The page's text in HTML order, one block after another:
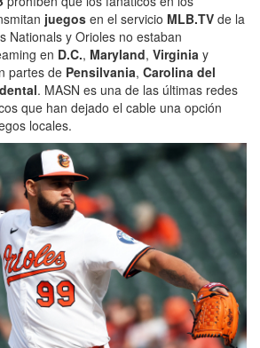
juegos en el servicio MLB.TV de la
Nationals y Orioles no estaban
en D.C., Maryland, Virginia y
partes de Pensilvania, Carolina del
. MASN es una de las últimas redes
que han dejado el cable una opción
locales.